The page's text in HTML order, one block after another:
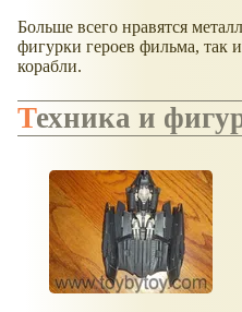
Больше всего нравятся
фигурки героев фильма, так
корабли.
Техника и